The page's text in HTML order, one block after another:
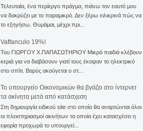
Τελευταία, ένα περίεργο πράγμα, πιάνω τον εαυτό μου
να δακρύζει με το παραμικρό. Δεν ξέρω ειλικρινά πώς να
το εξηγήσω. Θυμάμαι, μέχρι πρι...
Vaffanculo 19%!
Του ΓΙΩΡΓΟΥ Χ.ΠΑΠΑΣΩΤΗΡΙΟΥ Μικρά παιδιά κλέβουν
κεριά για να διαβάσουν γιατί τους έκοψαν το ηλεκτρικό
στο σπίτι. Βαρύς ακούγεται ο στ...
To υπουργείο Οικονομικών θα βγάζει στο ίντερνετ
τα ακίνητα μετά από κατάσχεση
Στη δημιουργία ειδικού site στο οποίο θα αναρτώνται όλοι
οι πλειστηριασμοί ακινήτων τα οποία έχει κατασχέσει η
εφορία προχωρά το υπουργεί...